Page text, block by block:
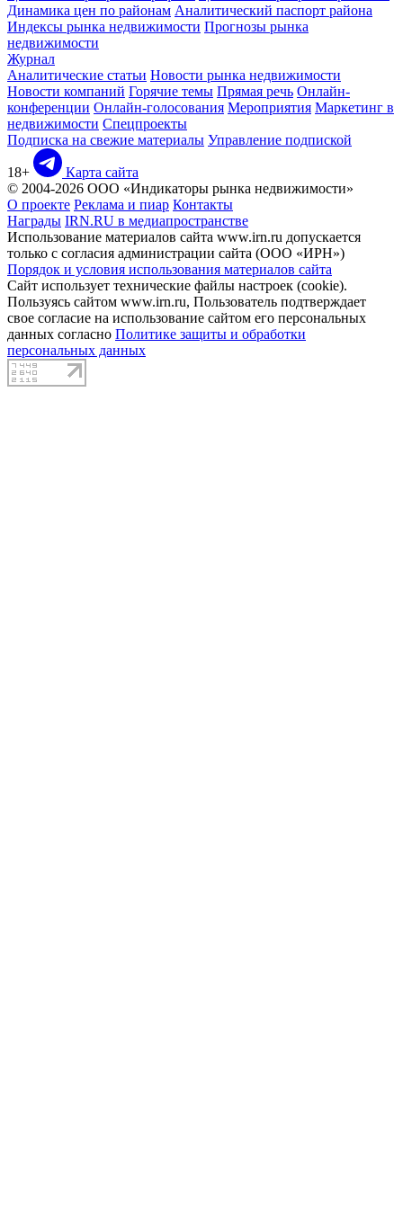
Динамика цен по районам Аналитический паспорт района
Индексы рынка недвижимости Прогнозы рынка
недвижимости
Журнал
Аналитические статьи Новости рынка недвижимости
Новости компаний Горячие темы Прямая речь Онлайн-
конференции Онлайн-голосования Мероприятия Маркетинг в
недвижимости Спецпроекты
Подписка на свежие материалы Управление подпиской
18+
Карта сайта
© 2004-2026 ООО «Индикаторы рынка недвижимости»
О проекте Реклама и пиар Контакты
Награды IRN.RU в медиапространстве
Использование материалов сайта www.irn.ru допускается
только с согласия администрации сайта (ООО «ИРН»)
Порядок и условия использования материалов сайта
Сайт использует технические файлы настроек (cookie).
Пользуясь сайтом www.irn.ru, Пользователь подтверждает
свое согласие на использование сайтом его персональных
данных согласно Политике защиты и обработки
персональных данных